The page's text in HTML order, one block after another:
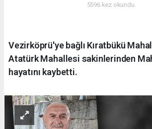
5596 kez okundu.
Vezirköprü'ye bağlı Kıratbükü
Atatürk Mahallesi sakinlerinden
hayatını kaybetti.